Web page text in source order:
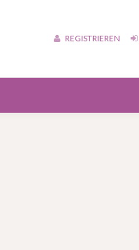
REGISTRIEREN